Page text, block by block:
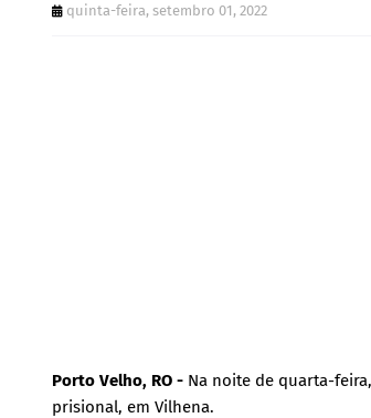
quinta-feira, setembro 01, 2022
Porto Velho, RO - Na noite de quarta-
prisional, em Vilhena.